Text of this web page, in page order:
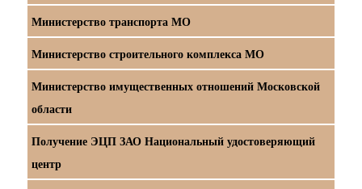
Министерство транспорта МО
Министерство строительного комплекса МО
Министерство имущественных отношений Московской
области
Получение ЭЦП ЗАО Национальный удостоверяющий
центр